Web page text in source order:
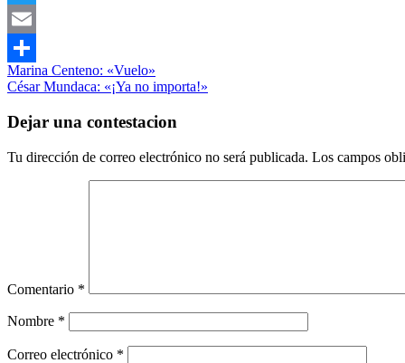
Twitter
Email
Compartir
Literatura
Prosa
Navegación
de
entradas
Entrada
anterior:
Marina Centeno: «Vuelo»
Siguiente
César Mundaca: «¡Ya no importa!»
Dejar una contestacion
Tu dirección de correo electrónico no será publicada. Los campos
Comentario *
Nombre *
Correo electrónico *